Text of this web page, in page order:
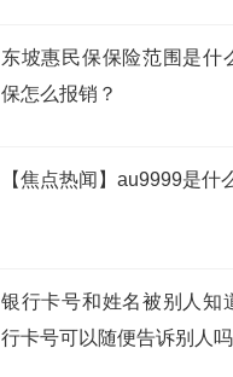
东坡惠民保保险范围是什
保怎么报销？
【焦点热闻】au9999是什
银行卡号和姓名被别人知
行卡号可以随便告诉别人吗